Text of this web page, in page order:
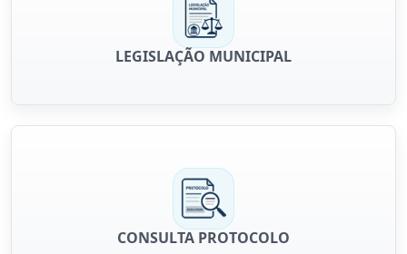
LEGISLAÇÃO MUNICIPAL
CONSULTA PROTOCOLO